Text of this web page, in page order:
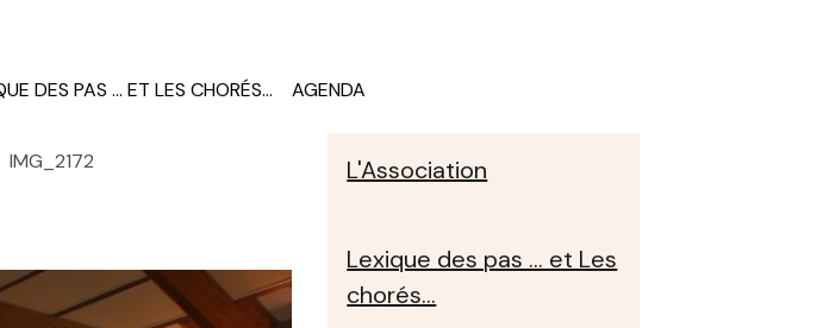
DES PAS ... ET LES CHORÉS... AGENDA
IMG_2172 L'Association
Lexique des pas ... et Les
chorés...